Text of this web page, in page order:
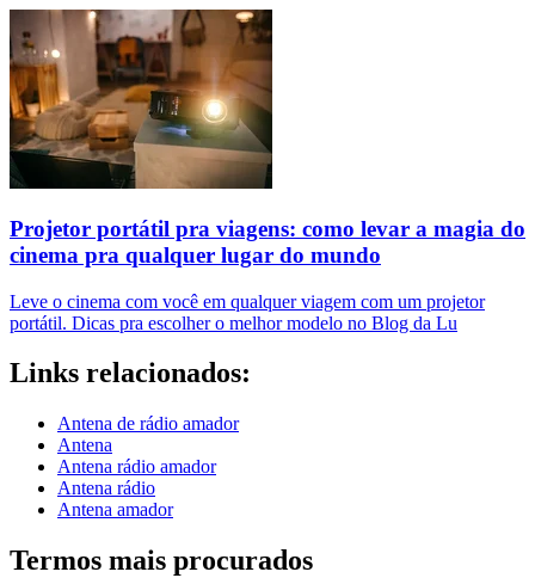
Projetor portátil pra viagens: como levar a magia do
cinema pra qualquer lugar do mundo
Leve o cinema com você em qualquer viagem com um projetor
portátil. Dicas pra escolher o melhor modelo no Blog da Lu
Links relacionados:
Antena de rádio amador
Antena
Antena rádio amador
Antena rádio
Antena amador
Termos mais procurados